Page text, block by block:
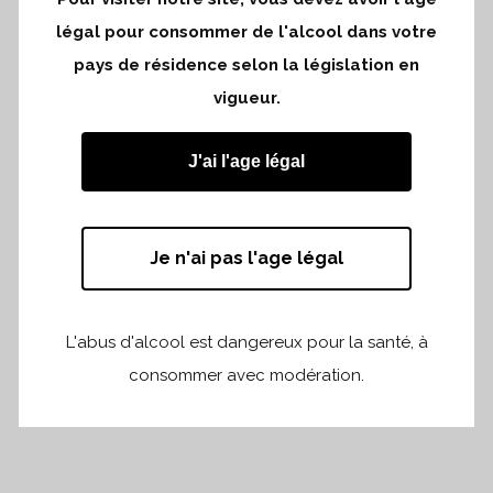
Bordeaux à Nashville.
Venez découvrir nos vins. Vous pouvez
vous inscrire via celien
Dégustation réservée aux professionnels.
Print page
légal pour consommer de l'alcool dans votre
pays de résidence selon la législation en
vigueur.
J'ai l'age légal
Je n'ai pas l'age légal
L'abus d'alcool est dangereux pour la santé, à
consommer avec modération.